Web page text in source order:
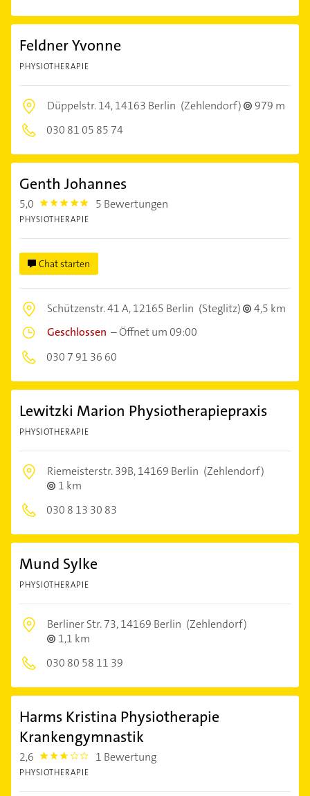
Feldner Yvonne
PHYSIOTHERAPIE
Düppelstr. 14,14163 Berlin (Zehlendorf)
979 m
030 81 05 85 74
Genth Johannes
5,0 5.0 5 Bewertungen
PHYSIOTHERAPIE
Chat starten
Schützenstr. 41 A,12165 Berlin (Steglitz)
4,5 km
Geschlossen –Öffnet um 09:00
030 7 91 36 60
Lewitzki Marion Physiotherapiepraxis
PHYSIOTHERAPIE
Riemeisterstr. 39B,14169 Berlin (Zehlendorf)
1 km
030 8 13 30 83
Mund Sylke
PHYSIOTHERAPIE
Berliner Str. 73,14169 Berlin (Zehlendorf)
1,1 km
030 80 58 11 39
Harms Kristina Physiotherapie
Krankengymnastik
2,6 2.6000001 1 Bewertung
PHYSIOTHERAPIE